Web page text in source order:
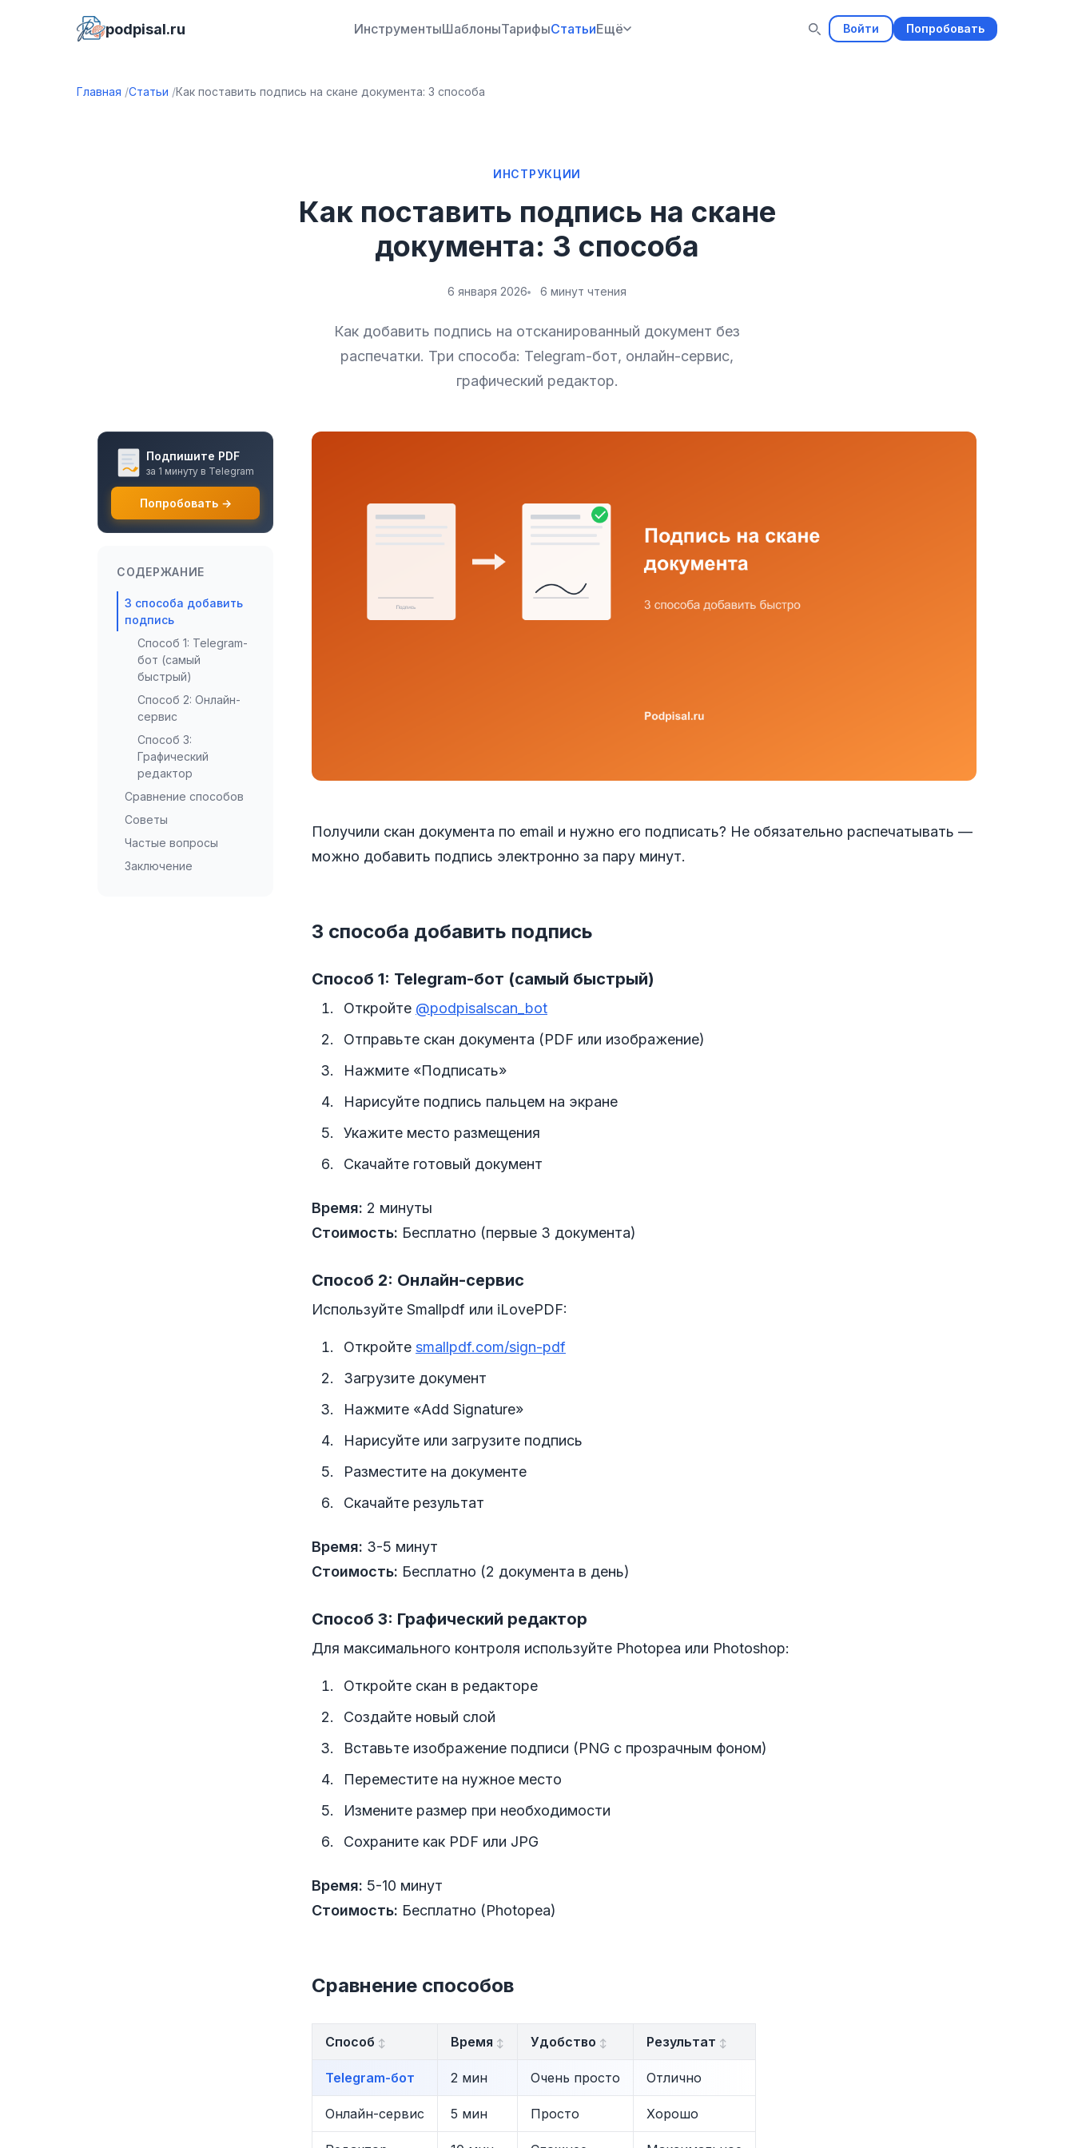
podpisal.ru ИнструментыШаблоныТарифыСтатьиЕщё Войти Попробовать
Главная Статьи Как поставить подпись на скане документа: 3 способа
ИНСТРУКЦИИ
Как поставить подпись на скане
документа: 3 способа
6 января 2026 6 минут чтения
Как добавить подпись на отсканированный документ без
распечатки. Три способа: Telegram-бот, онлайн-сервис,
графический редактор.
Подпишите PDF
за 1 минуту в Telegram
Попробовать →
СОДЕРЖАНИЕ
3 способа добавить
подпись
Способ 1: Telegram-
бот (самый
быстрый)
Способ 2: Онлайн-
сервис
Способ 3:
Графический
редактор
Сравнение способов
Советы
Частые вопросы
Заключение
Получили скан документа по email и нужно его подписать? Не обязательно распечатывать —
можно добавить подпись электронно за пару минут.
3 способа добавить подпись
Способ 1: Telegram-бот (самый быстрый)
Откройте @podpisalscan_bot
Отправьте скан документа (PDF или изображение)
Нажмите «Подписать»
Нарисуйте подпись пальцем на экране
Укажите место размещения
Скачайте готовый документ
Время: 2 минуты
Стоимость: Бесплатно (первые 3 документа)
Способ 2: Онлайн-сервис
Используйте Smallpdf или iLovePDF:
Откройте smallpdf.com/sign-pdf
Загрузите документ
Нажмите «Add Signature»
Нарисуйте или загрузите подпись
Разместите на документе
Скачайте результат
Время: 3-5 минут
Стоимость: Бесплатно (2 документа в день)
Способ 3: Графический редактор
Для максимального контроля используйте Photopea или Photoshop:
Откройте скан в редакторе
Создайте новый слой
Вставьте изображение подписи (PNG с прозрачным фоном)
Переместите на нужное место
Измените размер при необходимости
Сохраните как PDF или JPG
Время: 5-10 минут
Стоимость: Бесплатно (Photopea)
Сравнение способов
Способ Время Удобство Результат
Telegram-бот 2 мин Очень просто Отлично
Онлайн-сервис 5 мин Просто Хорошо